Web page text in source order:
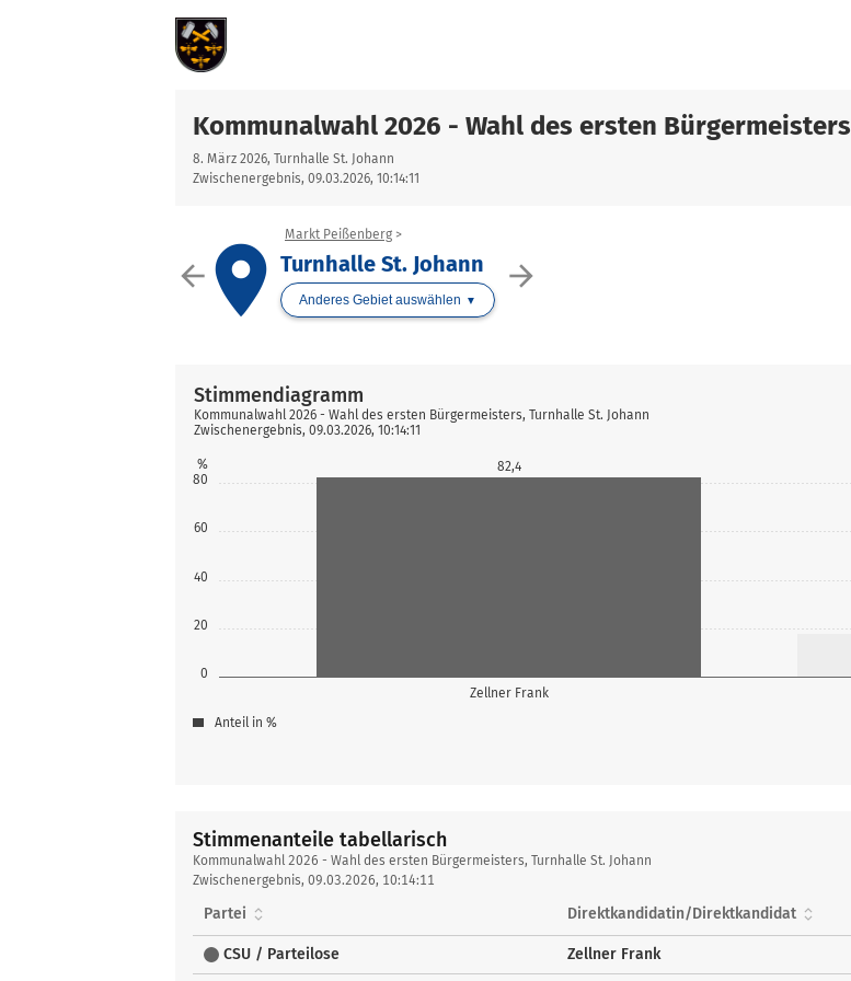
Kommunalwahl 2026 - Wahl des ersten Bürgermeisters
8. März 2026, Turnhalle St. Johann
Zwischenergebnis, 09.03.2026, 10:14:11
arrow_back arrow_forward
place
Markt Peißenberg
Turnhalle St. Johann
Anderes Gebiet auswählen
0
20
40
60
80
%
Zellner Frank
82,4
Stimmendiagramm
Kommunalwahl 2026 - Wahl des ersten Bürgermeisters, Turnhalle St. Johann
Zwischenergebnis, 09.03.2026, 10:14:11
Anteil in %
Stimmenanteile tabellarisch
Stimmenanteile
tabellarisch
Kommunalwahl 2026 - Wahl des ersten Bürgermeisters, Turnhalle St. Johann
Zwischenergebnis, 09.03.2026, 10:14:11
Partei Direktkandidatin/Direktkandidat
CSU / Parteilose Zellner Frank